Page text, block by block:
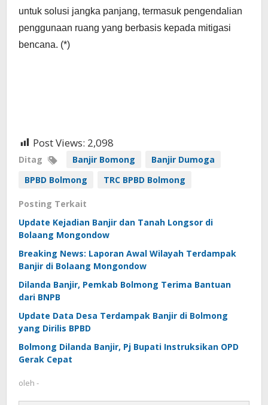
untuk solusi jangka panjang, termasuk pengendalian
penggunaan ruang yang berbasis kepada mitigasi
bencana. (*)
Post Views: 2,098
Ditag Banjir Bomong
Banjir Dumoga
BPBD Bolmong
TRC BPBD Bolmong
Posting Terkait
Update Kejadian Banjir dan Tanah Longsor di
Bolaang Mongondow
Breaking News: Laporan Awal Wilayah Terdampak
Banjir di Bolaang Mongondow
Dilanda Banjir, Pemkab Bolmong Terima Bantuan
dari BNPB
Update Data Desa Terdampak Banjir di Bolmong
yang Dirilis BPBD
Bolmong Dilanda Banjir, Pj Bupati Instruksikan OPD
Gerak Cepat
oleh -